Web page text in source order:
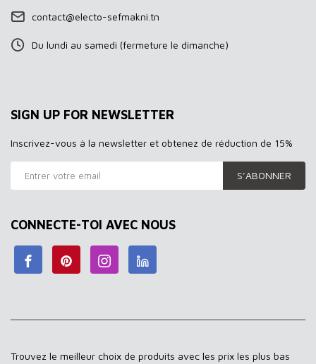
contact@electo-sefmakni.tn
Du lundi au samedi (fermeture le dimanche)
SIGN UP FOR NEWSLETTER
Inscrivez-vous à la newsletter et obtenez de réduction de 15%
S’ABONNER
CONNECTE-TOI AVEC NOUS
Trouvez le meilleur choix de produits avec les prix les plus bas